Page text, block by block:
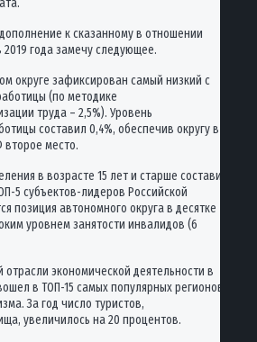
к сказанному в отношении
2019 года замечу следующее.
округе зафиксирован самый низкий с
(по методике
труда – 2,5%). Уровень
составил 0,4%, обеспечив округу в
второе место.
в возрасте 15 лет и старше составил
5 субъектов-лидеров Российской
позиция автономного округа в десятке
уровнем занятости инвалидов (6
отрасли экономической деятельности в
в ТОП-15 самых популярных регионов
За год число туристов,
увеличилось на 20 процентов.